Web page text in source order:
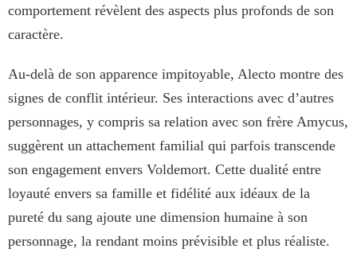
comportement révèlent des aspects plus profonds de son
caractère.
Au-delà de son apparence impitoyable, Alecto montre des
signes de conflit intérieur. Ses interactions avec d’autres
personnages, y compris sa relation avec son frère Amycus,
suggèrent un attachement familial qui parfois transcende
son engagement envers Voldemort. Cette dualité entre
loyauté envers sa famille et fidélité aux idéaux de la
pureté du sang ajoute une dimension humaine à son
personnage, la rendant moins prévisible et plus réaliste.